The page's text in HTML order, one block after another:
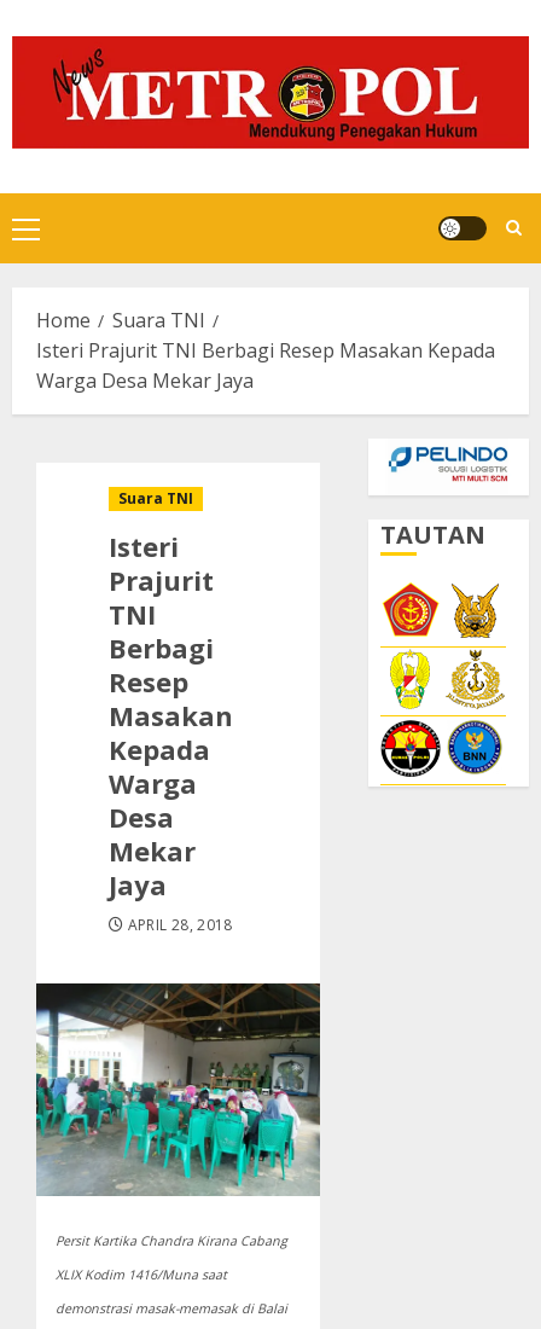
to
content
Primary
Menu
Home
Suara TNI
Isteri Prajurit TNI Berbagi Resep Masakan Kepada
Warga Desa Mekar Jaya
Suara TNI
Isteri
Prajurit
TNI
Berbagi
Resep
Masakan
Kepada
Warga
Desa
Mekar
Jaya
APRIL 28, 2018
Persit Kartika Chandra Kirana Cabang
XLIX Kodim 1416/Muna saat
demonstrasi masak-memasak di Balai
TAUTAN